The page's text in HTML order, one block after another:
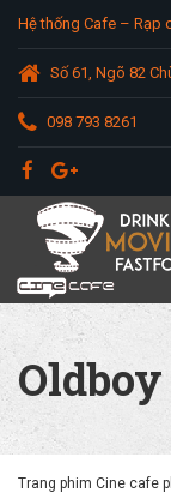
Hệ thống Cafe – Rạp
Số 61, Ngõ 82
098 793 8261
Trang phim Cine cafe